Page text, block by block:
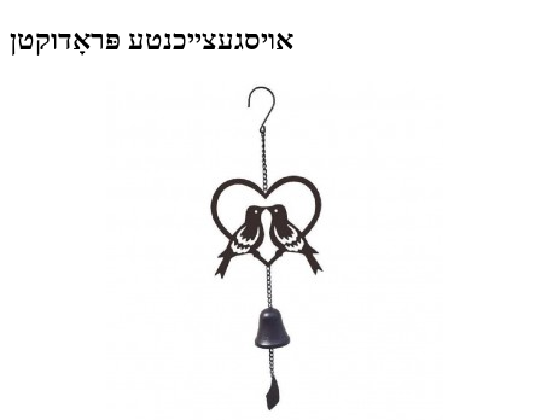
אויסגעצייכנטע פּראָדוקטן